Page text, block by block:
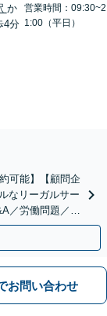
か
4分
営業時間：09:30~2
1:00（平日）
可能】【顧問企
なリーガルサー
／労働問題／知
お問い合わせ